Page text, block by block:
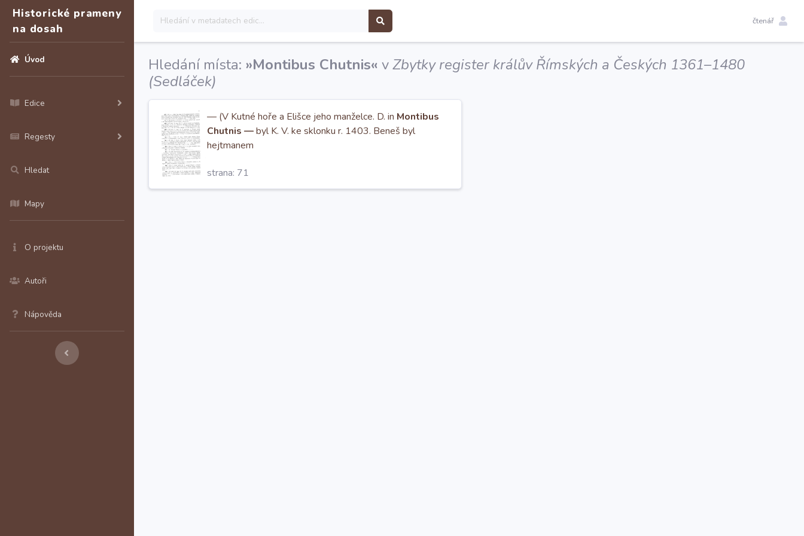
Historické prameny
na dosah
Úvod
Edice
Regesty
Hledat
Mapy
O projektu
Autoři
Nápověda
čtenář
Hledání místa: »Montibus Chutnis« vZbytky register králův Římských a Českých 1361–1480
(Sedláček)
— (V Kutné hoře a Elišce jeho manželce. D. in Montibus
Chutnis —byl K. V. ke sklonku r. 1403. Beneš byl
hejtmanem
strana: 71